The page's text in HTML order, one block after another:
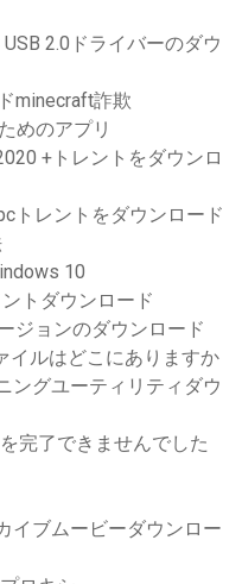
2.0ドライバーのダウ
minecraft詐欺
めのアプリ
+トレントをダウンロ
トレントをダウンロード
10
トダウンロード
ジョンのダウンロード
イルはどこにありますか
ングユーティリティダウ
完了できませんでした
イブムービーダウンロー